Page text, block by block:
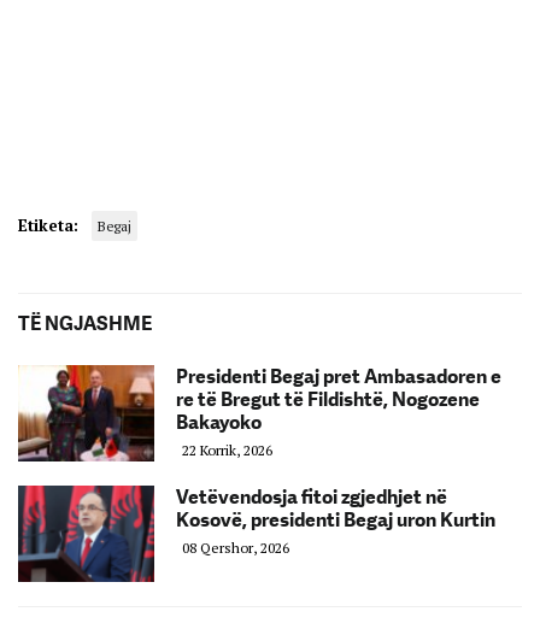
Etiketa: Begaj
TË NGJASHME
Presidenti Begaj pret Ambasadoren e
re të Bregut të Fildishtë, Nogozene
Bakayoko
22 Korrik, 2026
Vetëvendosja fitoi zgjedhjet në
Kosovë, presidenti Begaj uron Kurtin
08 Qershor, 2026